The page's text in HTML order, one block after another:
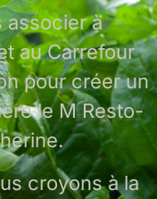
associer à
au Carrefour
pour créer un
le M Resto-
croyons à la